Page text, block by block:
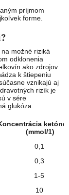
príjmom
forme.
možné riziká
odklonenia
ako zdrojov
k štiepeniu
vznikajú aj
rizík je
v sére
glukóza.
(mmol/1)
0,1
0,3
1-5
10